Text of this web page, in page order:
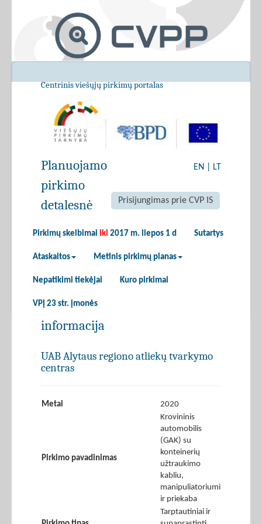
Centrinis viešųjų pirkimų portalas
EN LT
Prisijungimas prie CVP IS
Pirkimų skelbimai iki 2017 m. liepos 1 d Sutartys
Ataskaitos Metinis pirkimų planas
Nepatikimi tiekėjai Kuro pirkimai
VPĮ 23 str. įmonės
Planuojamo
pirkimo
detalesnė
informacija
UAB Alytaus regiono atliekų tvarkymo
centras
Metai 2020
Pirkimo pavadinimas
Krovininis
automobilis
(GAK) su
konteinerių
užtraukimo
kabliu,
manipuliatoriumi
ir priekaba
Tarptautiniai ir